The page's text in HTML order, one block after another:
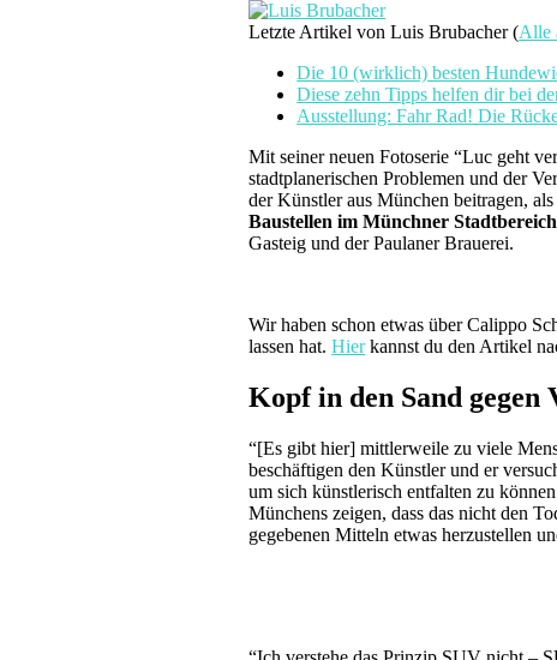
Letzte Artikel von Luis Brubacher(Alle
Die 10 (wirklich) besten
Diese zehn Tipps helfen dir bei
Ausstellung: Fahr Rad! Die
Mit seiner neuen Fotoserie “Luc geht
stadtplanerischen Problemen und der
der Künstler aus München beitragen,
Baustellen im Münchner
Gasteig und der Paulaner Brauerei.
Wir haben schon etwas über Calippo
lassen hat.Hierkannst du den Artikel
Kopf in den Sand gegen
“[Es gibt hier] mittlerweile zu viele
beschäftigen den Künstler und er
um sich künstlerisch entfalten zu
Münchens zeigen, dass das nicht den
gegebenen Mitteln etwas herzustellen